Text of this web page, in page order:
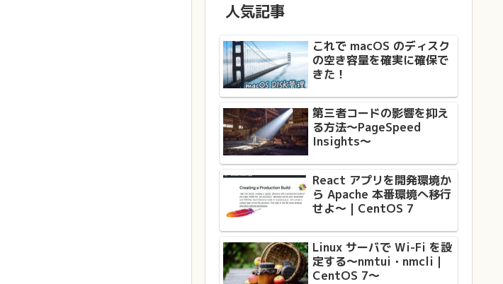
人気記事
これで macOS のディスク
の空き容量を確実に確保で
きた！
第三者コードの影響を抑え
る方法〜PageSpeed
Insights〜
React アプリを開発環境か
ら Apache 本番環境へ移行
せよ〜 | CentOS 7
Linux サーバで Wi-Fi を設
定する〜nmtui・nmcli｜
CentOS 7〜